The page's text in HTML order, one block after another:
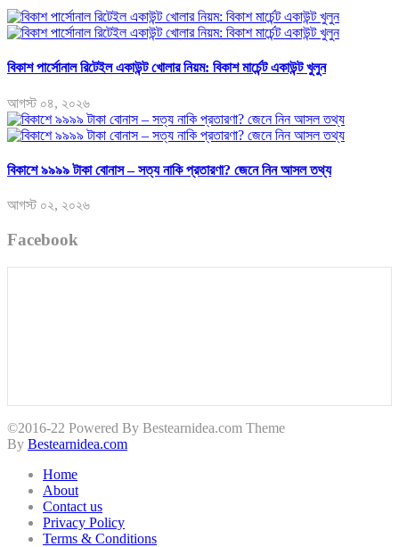
বিকাশ পার্সোনাল রিটেইল একাউন্ট খোলার নিয়ম: বিকাশ মার্চেন্ট একাউন্ট খুলুন
আগস্ট ০৪, ২০২৬
বিকাশে ৯৯৯৯ টাকা বোনাস – সত্য নাকি প্রতারণা? জেনে নিন আসল তথ্য
আগস্ট ০২, ২০২৬
Facebook
©2016-22 Powered By Bestearnidea.com Theme
By Bestearnidea.com
Home
About
Contact us
Privacy Policy
Terms & Conditions